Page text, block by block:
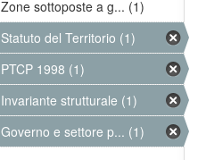
Zone sottoposte a g... (1)
Statuto del Territorio (1)
PTCP 1998 (1)
Invariante strutturale (1)
Governo e settore p... (1)